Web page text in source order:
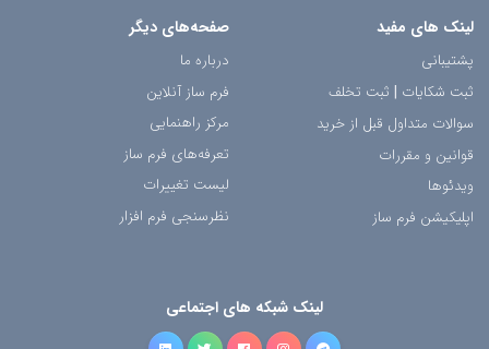
لینک های مفید
پشتیبانی
ثبت شکایات | ثبت تخلف
سوالات متداول قبل از خرید
قوانین و مقررات
ویدئوها
اپلیکیشن فرم ساز
صفحه‌های دیگر
درباره ما
فرم ساز آنلاین
مرکز راهنمایی
تعرفه‌های فرم ساز
لیست تغییرات
نظرسنجی فرم افزار
لینک شبکه های اجتماعی